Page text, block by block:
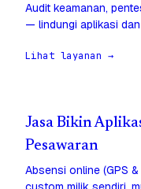
Audit keamanan,
— lindungi aplikasi
Lihat layanan →
Jasa Bikin
Pesawaran
Absensi online (GPS